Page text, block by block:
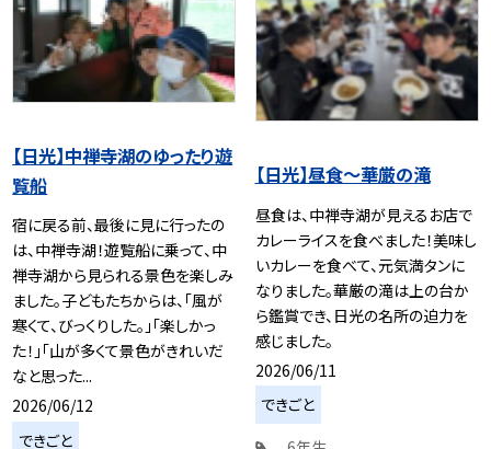
【日光】中禅寺湖のゆったり遊
覧船
宿に戻る前、最後に見に行ったの
は、中禅寺湖！遊覧船に乗って、中
禅寺湖から見られる景色を楽しみ
ました。子どもたちからは、「風が
寒くて、びっくりした。」「楽しかっ
た！」「山が多くて景色がきれいだ
なと思った...
2026/06/12
できごと
【日光】昼食〜華厳の滝
昼食は、中禅寺湖が見えるお店で
カレーライスを食べました！美味し
いカレーを食べて、元気満タンに
なりました。華厳の滝は上の台か
ら鑑賞でき、日光の名所の迫力を
感じました。
2026/06/11
できごと